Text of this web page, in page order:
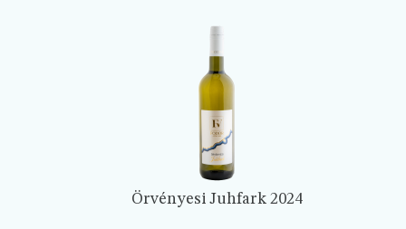
Örvényesi Juhfark 2024